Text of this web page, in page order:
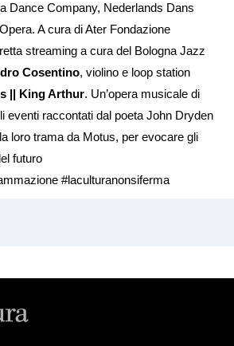
Dance Company, Nederlands Dans
A cura di Ater Fondazione
streaming a cura del Bologna Jazz
Cosentino, violino e loop station
|| King Arthur. Un’opera musicale di
eventi raccontati dal poeta John Dryden
loro trama da Motus, per evocare gli
futuro
#laculturanonsiferma